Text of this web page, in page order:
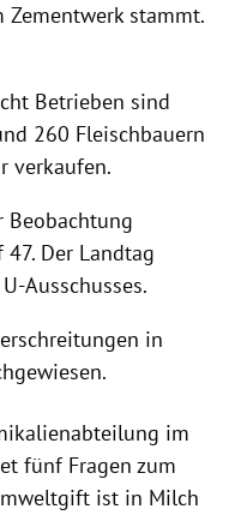
stammt.
Betrieben sind
260 Fleischbauern
verkaufen.
Beobachtung
Der Landtag
Ausschusses.
in
im
fünf Fragen zum
ist in Milch